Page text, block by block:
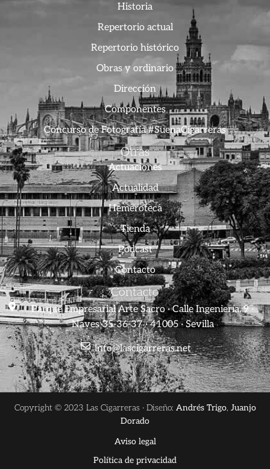
Historia
Repertorio actual
Repertorio histórico
Obras y ordinario
Dirección
Componentes
Concurso de Fotografía #SuenaCigarreras
Otras
Actuaciones
Actualidad
Hemeroteca
Tienda
Podcast
Contacto
Contacto
Parque Empresarial Arte Sacro · Calle Ingeniería, 9 ·
Naves 35-36-37 · 41005 · Sevilla
info@lascigarreras.net
Copyright © 2023 Las Cigarreras · Diseño: Andrés Trigo, Juanjo
Dorado
Aviso legal
Política de privacidad